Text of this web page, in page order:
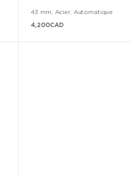
43 mm Acier, Automatique
4,200CAD